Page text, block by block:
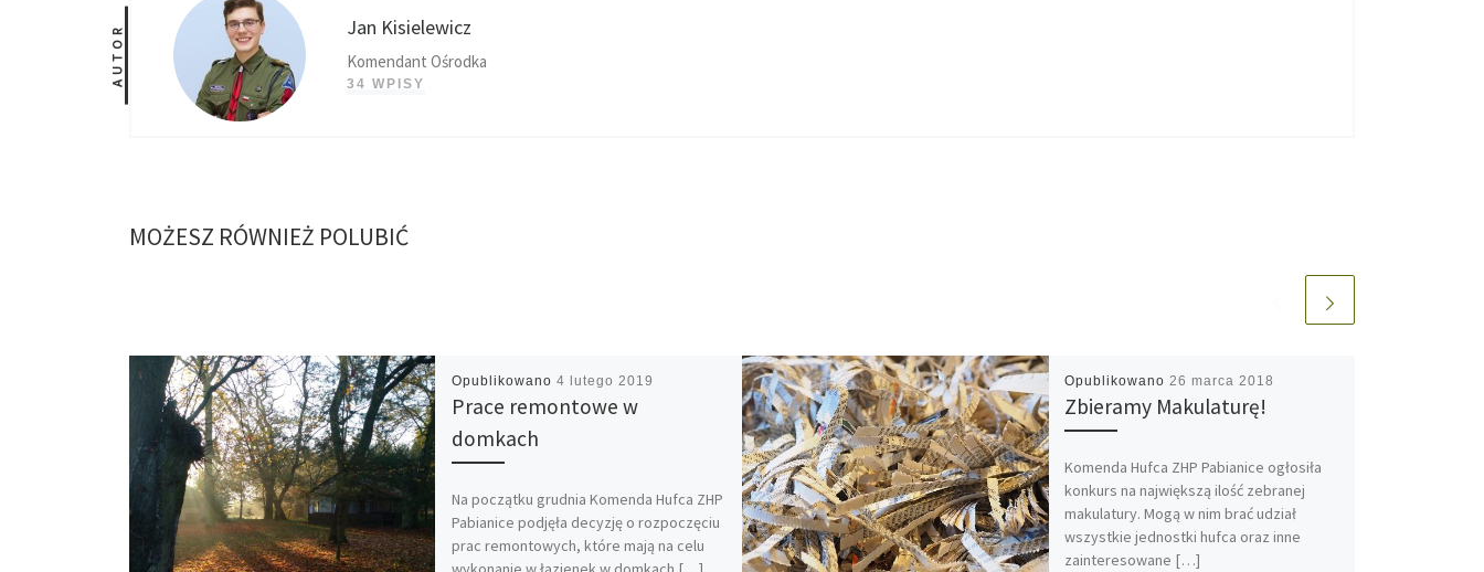
AUTOR Jan Kisielewicz
Komendant Ośrodka
34 WPISY
MOŻESZ RÓWNIEŻ POLUBIĆ
Opublikowano 4 lutego 2019
Prace remontowe w
domkach
Na początku grudnia Komenda Hufca ZHP
Pabianice podjęła decyzję o rozpoczęciu
prac remontowych, które mają na celu
Opublikowano 26 marca 2018
Zbieramy Makulaturę!
Komenda Hufca ZHP Pabianice ogłosiła
konkurs na największą ilość zebranej
makulatury. Mogą w nim brać udział
wszystkie jednostki hufca oraz inne
zainteresowane […]